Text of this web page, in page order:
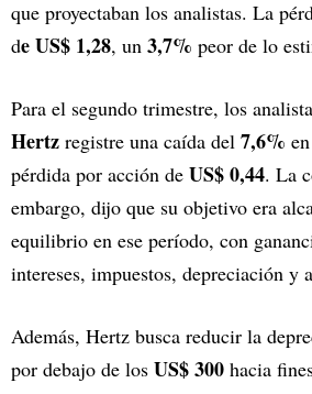
que proyectaban los analistas. La
de US$ 1,28, un 3,7% peor de lo
Para el segundo trimestre, los
Hertz registre una caída del 7,6%
pérdida por acción de US$ 0,44. La
embargo, dijo que su objetivo era
equilibrio en ese período, con
intereses, impuestos, depreciación y
Además, Hertz busca reducir la
por debajo de los US$ 300 hacia